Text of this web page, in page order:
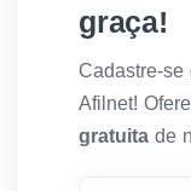
graça!
Cadastre-se
Afilnet!
gratuita de